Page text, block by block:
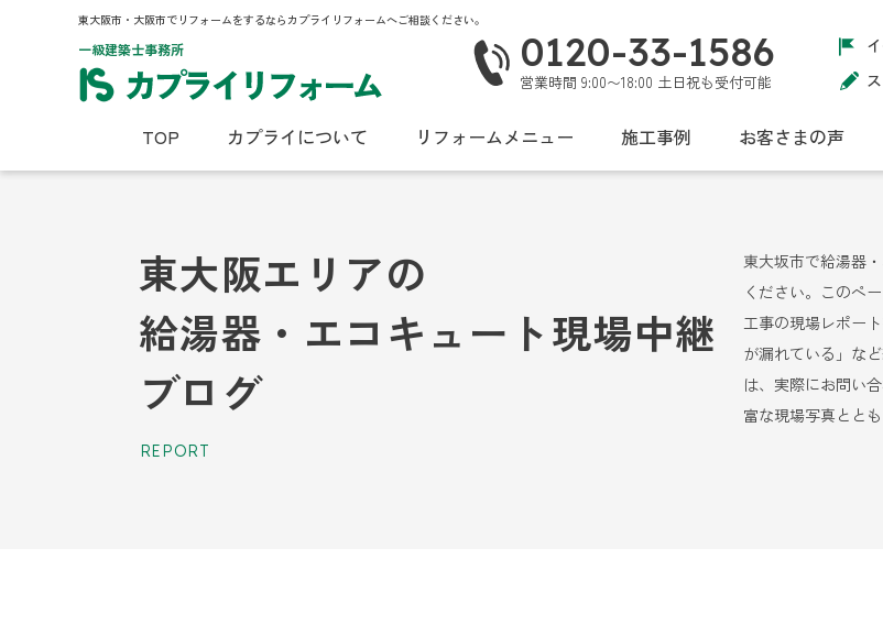
東大阪市・大阪市でリフォームをするならカプライリフォームへご相談ください。
一級建築士事務所 0120-33-1586
営業時間 9:00〜18:00 土日祝も受付可能
TOP カプライについて リフォームメニュー 施工事例 お客さまの声
東大阪エリアの
給湯器・エコキュート現場中継
ブログ
REPORT
東大坂市で給湯器
ください。このペ
工事の現場レポー
が漏れている」な
は、実際にお問い
富な現場写真とと